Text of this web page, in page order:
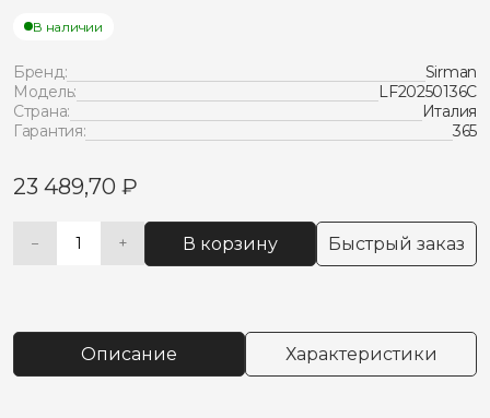
В наличии
Бренд:
Sirman
Модель:
LF20250136C
Страна:
Италия
Гарантия:
365
23 489,70 ₽
−
Количество
raviomatic
полумесяц
50х31мм
+ В корзину Быстрый заказ
Alternative:
Описание Характеристики